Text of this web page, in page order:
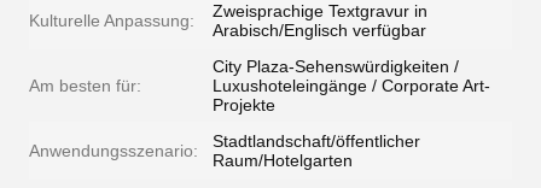
Kulturelle Anpassung:
Zweisprachige Textgravur in
Arabisch/Englisch verfügbar
Am besten für:
City Plaza-Sehenswürdigkeiten /
Luxushoteleingänge / Corporate Art-
Projekte
Anwendungsszenario:
Stadtlandschaft/öffentlicher
Raum/Hotelgarten